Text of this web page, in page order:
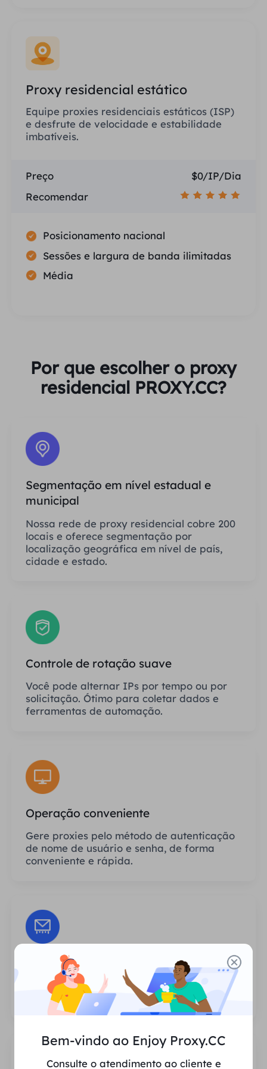
Proxy residencial estático
Equipe proxies residenciais estáticos (ISP)
e desfrute de velocidade e estabilidade
imbatíveis.
Preço
$0/IP/Dia
Recomendar
Posicionamento nacional
Sessões e largura de banda ilimitadas
Média
Por que escolher o proxy
residencial PROXY.CC?
Segmentação em nível estadual e
municipal
Nossa rede de proxy residencial cobre 200
locais e oferece segmentação por
localização geográfica em nível de país,
cidade e estado.
Controle de rotação suave
Você pode alternar IPs por tempo ou por
solicitação. Ótimo para coletar dados e
ferramentas de automação.
Operação conveniente
Gere proxies pelo método de autenticação
de nome de usuário e senha, de forma
conveniente e rápida.
Sessões Ilimitadas
Não há limite para o número de usos ou
frequências de invocação dos proxies.
Bem-vindo ao Enjoy Proxy.CC
Consulte o atendimento ao cliente e